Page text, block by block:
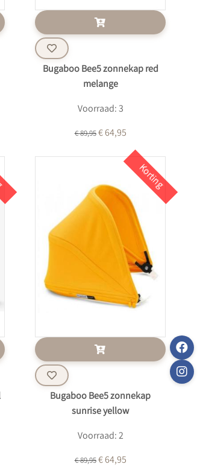
Bugaboo Bee5 zonnekap red
melange
Voorraad: 3
€ 89,95€ 64,95
Korting
Bugaboo Bee5 zonnekap
sunrise yellow
Voorraad: 2
€ 89,95€ 64,95